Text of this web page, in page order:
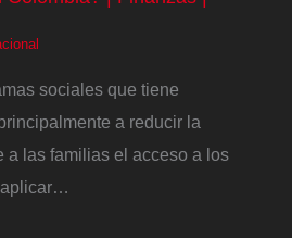
sociales que tiene
a reducir la
a las familias el acceso a los
aplicar…